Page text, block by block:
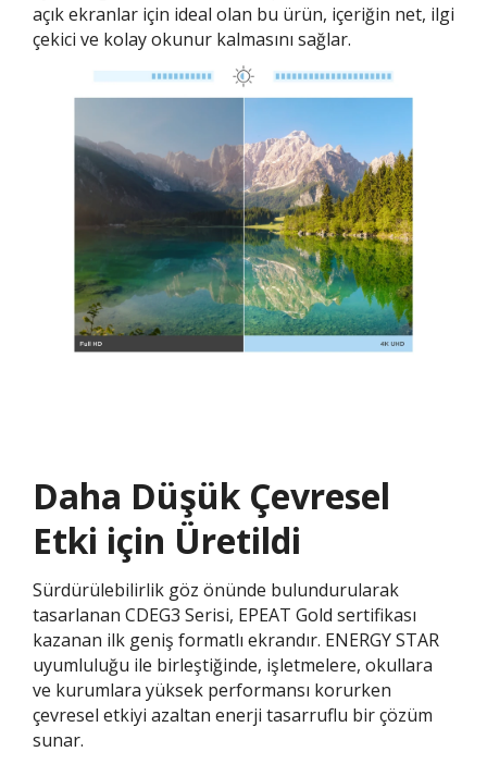
açık ekranlar için ideal olan bu ürün, içeriğin net, ilgi
çekici ve kolay okunur kalmasını sağlar.
Daha Düşük Çevresel
Etki için Üretildi
Sürdürülebilirlik göz önünde bulundurularak
tasarlanan CDEG3 Serisi, EPEAT Gold sertifikası
kazanan ilk geniş formatlı ekrandır. ENERGY STAR
uyumluluğu ile birleştiğinde, işletmelere, okullara
ve kurumlara yüksek performansı korurken
çevresel etkiyi azaltan enerji tasarruflu bir çözüm
sunar.